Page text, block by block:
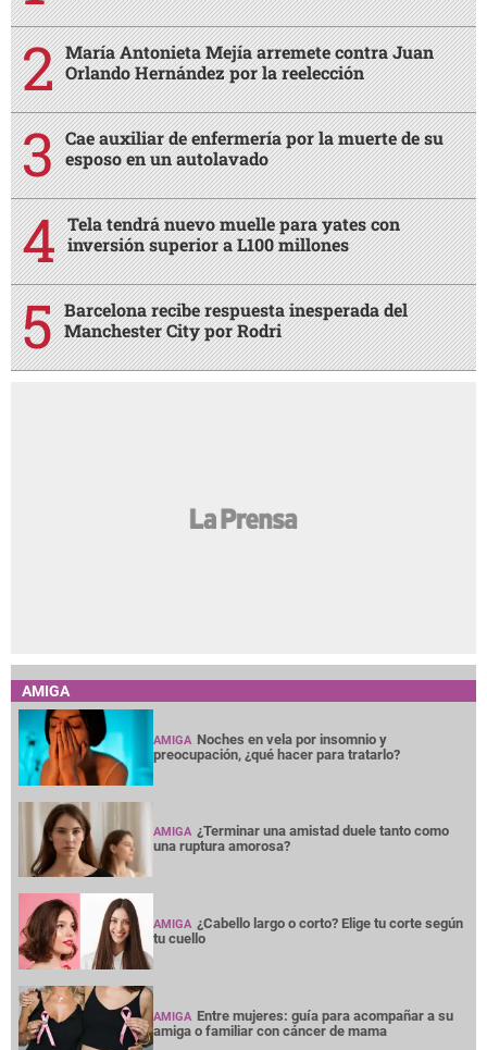
María Antonieta Mejía arremete contra Juan
Orlando Hernández por la reelección
Cae auxiliar de enfermería por la muerte de su
esposo en un autolavado
Tela tendrá nuevo muelle para yates con
inversión superior a L100 millones
Barcelona recibe respuesta inesperada del
Manchester City por Rodri
AMIGA
AMIGA Noches en vela por insomnio y
preocupación, ¿qué hacer para tratarlo?
AMIGA ¿Terminar una amistad duele tanto como
una ruptura amorosa?
AMIGA ¿Cabello largo o corto? Elige tu corte según
tu cuello
AMIGA Entre mujeres: guía para acompañar a su
amiga o familiar con cáncer de mama